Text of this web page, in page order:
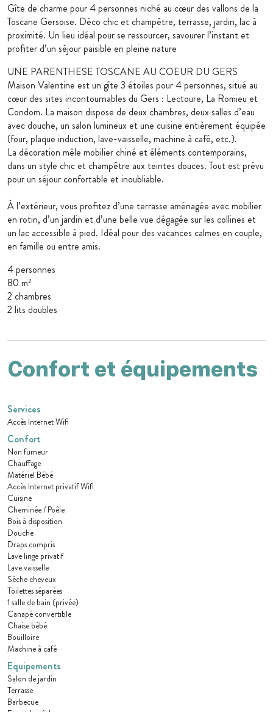
Gîte de charme pour 4 personnes niché au cœur des vallons de la
Toscane Gersoise. Déco chic et champêtre, terrasse, jardin, lac à
proximité. Un lieu idéal pour se ressourcer, savourer l’instant et
profiter d’un séjour paisible en pleine nature
UNE PARENTHESE TOSCANE AU COEUR DU GERS
Maison Valentine est un gîte 3 étoiles pour 4 personnes, situé au
cœur des sites incontournables du Gers : Lectoure, La Romieu et
Condom. La maison dispose de deux chambres, deux salles d’eau
avec douche, un salon lumineux et une cuisine entièrement équipée
(four, plaque induction, lave-vaisselle, machine à café, etc.).
La décoration mêle mobilier chiné et éléments contemporains,
dans un style chic et champêtre aux teintes douces. Tout est prévu
pour un séjour confortable et inoubliable.
À l’extérieur, vous profitez d’une terrasse aménagée avec mobilier
en rotin, d’un jardin et d’une belle vue dégagée sur les collines et
un lac accessible à pied. Idéal pour des vacances calmes en couple,
en famille ou entre amis.
4 personnes
80 m2
2 chambres
2 lits doubles
Confort et équipements
Services
Accès Internet Wifi
Confort
Non fumeur
Chauffage
Matériel Bébé
Accès Internet privatif Wifi
Cuisine
Cheminée / Poêle
Bois à disposition
Douche
Draps compris
Lave linge privatif
Lave vaisselle
Sèche cheveux
Toilettes séparées
1 salle de bain (privée)
Canapé convertible
Chaise bébé
Bouilloire
Machine à café
Equipements
Salon de jardin
Terrasse
Barbecue